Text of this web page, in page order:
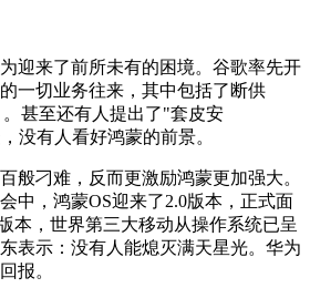
迎来了前所未有的困境。谷歌率先开
一切业务往来，其中包括了断供
甚至还有人提出了"套皮安
没有人看好鸿蒙的前景。
般刁难，反而更激励鸿蒙更加强大。
中，鸿蒙OS迎来了2.0版本，正式面
本，世界第三大移动从操作系统已呈
表示：没有人能熄灭满天星光。华为
报。